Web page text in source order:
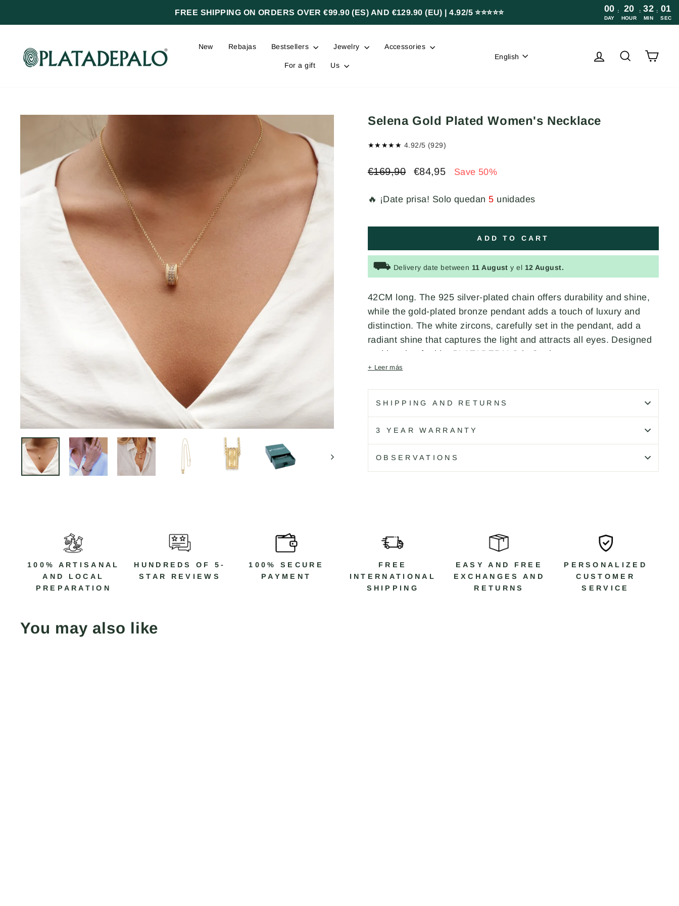
FREE SHIPPING ON ORDERS OVER €99.90 (ES) AND €129.90 (EU) | 4.92/5 ⭐⭐⭐⭐⭐ 00
DAY
: 20
HOUR
: 32
MIN
: 00
SEC
New Rebajas Bestsellers Jewelry Accessories
For a gift Us Language
English Log in Search Cart
Selena Gold Plated Women's Necklace
★★★★★ 4.92/5 (929)
Regular
€169,90
Sale
€84,95 Save 50%
🔥 ¡Date prisa! Solo quedan5 unidades
ADD TO CART
⛟ Delivery date between 11 Augusty el 12 August.
42CM long. The 925 silver-plated chain offers durability and shine,
while the gold-plated bronze pendant adds a touch of luxury and
distinction. The white zircons, carefully set in the pendant, add a
radiant shine that captures the light and attracts all eyes. Designed
and handcrafted by PLATADEPALO in Spain.
+ Leer más
SHIPPING AND RETURNS
3 YEAR WARRANTY
OBSERVATIONS
100% ARTISANAL
AND LOCAL
PREPARATION
HUNDREDS OF 5-
STAR REVIEWS
100% SECURE
PAYMENT
FREE
INTERNATIONAL
SHIPPING
EASY AND FREE
EXCHANGES AND
RETURNS
PERSONALIZED
CUSTOMER
SERVICE
You may also like